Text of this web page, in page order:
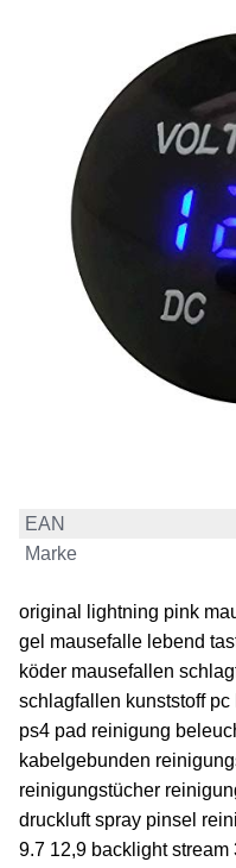
EAN
Marke
original lightning pink
gel mausefalle lebend
köder mausefallen
schlagfallen kunststoff
ps4 pad reinigung
kabelgebunden
reinigungstücher
druckluft spray pinsel
9.7 12,9 backlight